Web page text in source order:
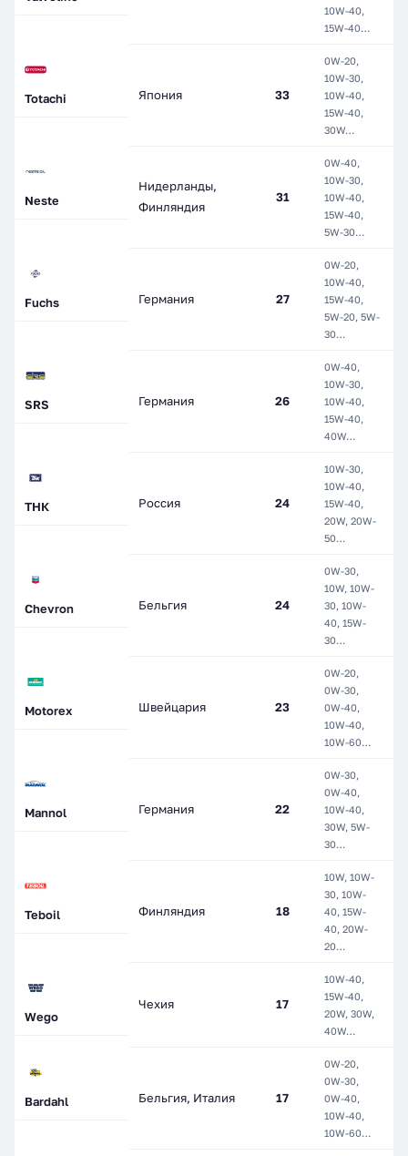
10W-40,
15W-40…
Totachi Япония 33
0W-20,
10W-30,
10W-40,
15W-40,
30W…
Neste
Нидерланды,
Финляндия
31
0W-40,
10W-30,
10W-40,
15W-40,
5W-30…
Fuchs Германия 27
0W-20,
10W-40,
15W-40,
5W-20, 5W-
30…
SRS Германия 26
0W-40,
10W-30,
10W-40,
15W-40,
40W…
ТНК Россия 24
10W-30,
10W-40,
15W-40,
20W, 20W-
50…
Chevron Бельгия 24
0W-30,
10W, 10W-
30, 10W-
40, 15W-
30…
Motorex Швейцария 23
0W-20,
0W-30,
0W-40,
10W-40,
10W-60…
Mannol Германия 22
0W-30,
0W-40,
10W-40,
30W, 5W-
30…
Teboil Финляндия 18
10W, 10W-
30, 10W-
40, 15W-
40, 20W-
20…
Wego
Чехия 17
10W-40,
15W-40,
20W, 30W,
40W…
Bardahl Бельгия, Италия 17
0W-20,
0W-30,
0W-40,
10W-40,
10W-60…